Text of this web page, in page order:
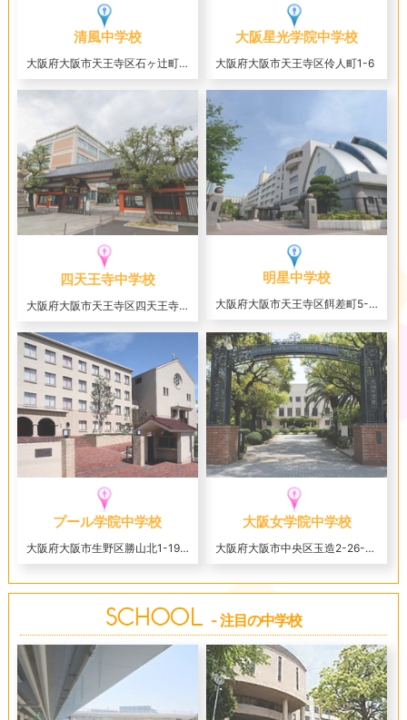
清風中学校
大阪府大阪市天王寺区石ヶ辻町12-16
大阪星光学院中学校
大阪府大阪市天王寺区伶人町1-6
四天王寺中学校
大阪府大阪市天王寺区四天王寺1-11-73
明星中学校
大阪府大阪市天王寺区餌差町5-44
プール学院中学校
大阪府大阪市生野区勝山北1-19-31
大阪女学院中学校
大阪府大阪市中央区玉造2-26-54
- 注目の中学校